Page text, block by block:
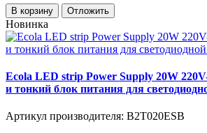
В корзину Отложить
Новинка
Ecola LED strip Power Supply 20W
и тонкий блок питания для
Артикул производителя: B2T020ESB